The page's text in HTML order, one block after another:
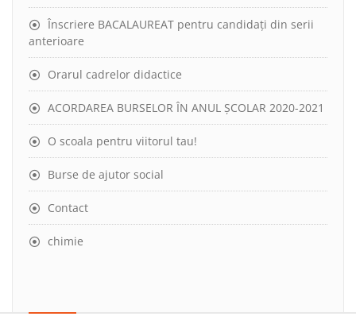
Înscriere BACALAUREAT pentru candidați din serii
anterioare
Orarul cadrelor didactice
ACORDAREA BURSELOR ÎN ANUL ȘCOLAR 2020-2021
O scoala pentru viitorul tau!
Burse de ajutor social
Contact
chimie